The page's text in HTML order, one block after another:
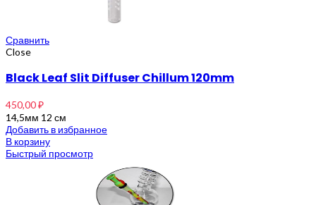
Сравнить
Close
Black Leaf Slit Diffuser Chillum 120mm
450,00₽
14,5мм 12 см
Добавить в избранное
В корзину
Быстрый просмотр